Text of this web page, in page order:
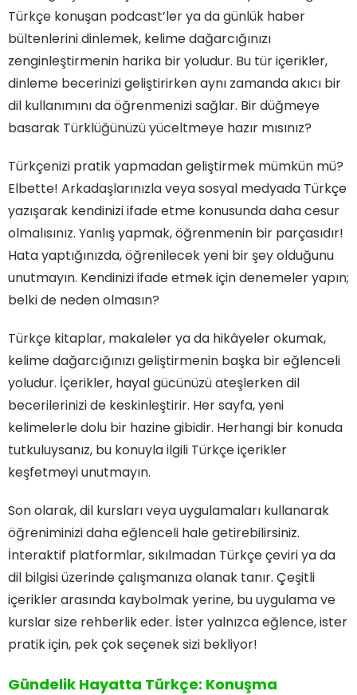
Türkçe konuşan podcast’ler ya da günlük haber
bültenlerini dinlemek, kelime dağarcığınızı
zenginleştirmenin harika bir yoludur. Bu tür içerikler,
dinleme becerinizi geliştirirken aynı zamanda akıcı bir
dil kullanımını da öğrenmenizi sağlar. Bir düğmeye
basarak Türklüğünüzü yüceltmeye hazır mısınız?
Türkçenizi pratik yapmadan geliştirmek mümkün mü?
Elbette! Arkadaşlarınızla veya sosyal medyada Türkçe
yazışarak kendinizi ifade etme konusunda daha cesur
olmalısınız. Yanlış yapmak, öğrenmenin bir parçasıdır!
Hata yaptığınızda, öğrenilecek yeni bir şey olduğunu
unutmayın. Kendinizi ifade etmek için denemeler yapın;
belki de neden olmasın?
Türkçe kitaplar, makaleler ya da hikâyeler okumak,
kelime dağarcığınızı geliştirmenin başka bir eğlenceli
yoludur. İçerikler, hayal gücünüzü ateşlerken dil
becerilerinizi de keskinleştirir. Her sayfa, yeni
kelimelerle dolu bir hazine gibidir. Herhangi bir konuda
tutkuluysanız, bu konuyla ilgili Türkçe içerikler
keşfetmeyi unutmayın.
Son olarak, dil kursları veya uygulamaları kullanarak
öğreniminizi daha eğlenceli hale getirebilirsiniz.
İnteraktif platformlar, sıkılmadan Türkçe çeviri ya da
dil bilgisi üzerinde çalışmanıza olanak tanır. Çeşitli
içerikler arasında kaybolmak yerine, bu uygulama ve
kurslar size rehberlik eder. İster yalnızca eğlence, ister
pratik için, pek çok seçenek sizi bekliyor!
Gündelik Hayatta Türkçe: Konuşma